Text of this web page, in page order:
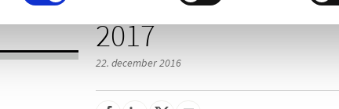
2017
22. december 2016